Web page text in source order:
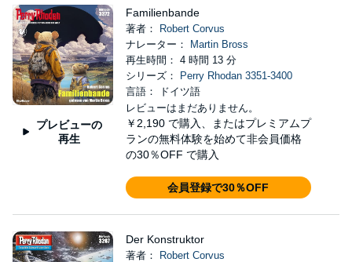
プレビューの
再生
Familienbande
著者：
Robert Corvus
ナレーター：
Martin Bross
再生時間： 4 時間 13 分
シリーズ：
Perry Rhodan 3351-3400
言語： ドイツ語
レビューはまだありません。
￥2,190 で購入、またはプレミアムプ
ランの無料体験を始めて非会員価格
の30％OFF で購入
会員登録で30％OFF
Der Konstruktor
著者：
Robert Corvus